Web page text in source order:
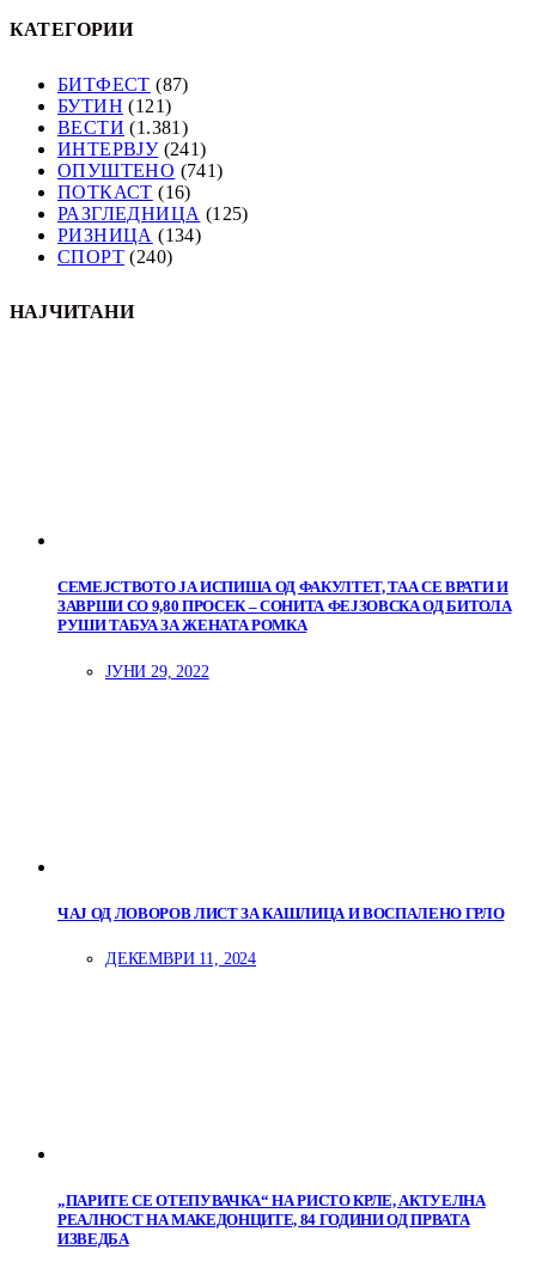
КАТЕГОРИИ
БИТФЕСТ (87)
БУТИН (121)
ВЕСТИ (1.381)
ИНТЕРВЈУ(241)
ОПУШТЕНО (741)
ПОТКАСТ (16)
РАЗГЛЕДНИЦА (125)
РИЗНИЦА (134)
СПОРТ (240)
НАЈЧИТАНИ
СЕМЕЈСТВОТО ЈА ИСПИША ОД ФАКУЛТЕТ, ТАА СЕ ВРАТИ И
ЗАВРШИ СО 9,80 ПРОСЕК – СОНИТА ФЕЈЗОВСКА ОД БИТОЛА
РУШИ ТАБУА ЗА ЖЕНАТА РОМКА
ЈУНИ 29, 2022
ЧАЈ ОД ЛОВОРОВ ЛИСТ ЗА КАШЛИЦА И ВОСПАЛЕНО ГРЛО
ДЕКЕМВРИ 11, 2024
„ПАРИТЕ СЕ ОТЕПУВАЧКА“ НА РИСТО КРЛЕ, АКТУЕЛНА
РЕАЛНОСТ НА МАКЕДОНЦИТЕ, 84 ГОДИНИ ОД ПРВАТА
ИЗВЕДБА